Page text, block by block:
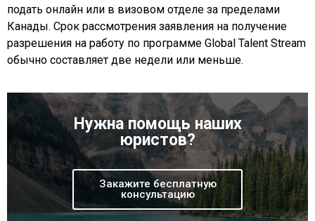
подать онлайн или в визовом отделе за пределами
Канады. Срок рассмотрения заявления на получение
разрешения на работу по программе Global Talent Stream
обычно составляет две недели или меньше.
Нужна помощь наших
юристов?
Закажите бесплатную
консультацию